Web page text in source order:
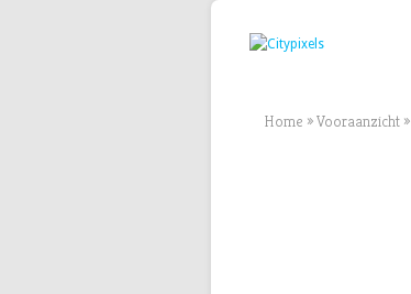
Home »Vooraanzicht »